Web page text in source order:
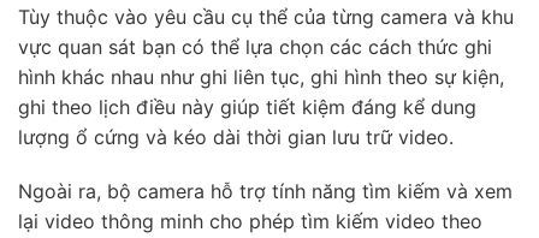
Tùy thuộc vào yêu cầu cụ thể của từng camera và khu
vực quan sát bạn có thể lựa chọn các cách thức ghi
hình khác nhau như ghi liên tục, ghi hình theo sự kiện,
ghi theo lịch điều này giúp tiết kiệm đáng kể dung
lượng ổ cứng và kéo dài thời gian lưu trữ video.
Ngoài ra, bộ camera hỗ trợ tính năng tìm kiếm và xem
lại video thông minh cho phép tìm kiếm video theo